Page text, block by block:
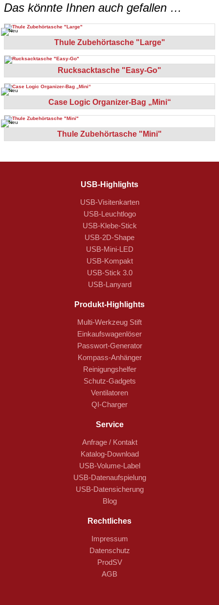
Das könnte Ihnen auch gefallen …
Thule Zubehörtasche "Large"
Rucksacktasche "Easy-Go"
Case Logic Organizer-Bag „Mini“
Thule Zubehörtasche "Mini"
USB-Highlights
USB-Visitenkarten
USB-Leuchtlogo
USB-Klebe-Stick
USB-2D-Shape
USB-Mini-LED
USB-Kompakt
USB-Stick 3.0
USB-Lanyard
Produkt-Highlights
Multi-Werkzeug Stift
Einkaufswagenlöser
Passwort-Generator
Kompass-Anhänger
Reinigungshelfer
Schutz-Gadgets
Ventilatoren
QI-Charger
Service
Anfrage / Kontakt
Katalog-Download
USB-Volume-Label
USB-Datenaufspielung
USB-Datensicherung
Blog
Rechtliches
Impressum
Datenschutz
ProdSV
AGB